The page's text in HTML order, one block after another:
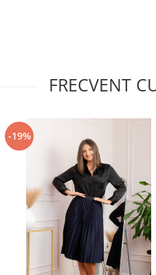
FRECVENT
-19%